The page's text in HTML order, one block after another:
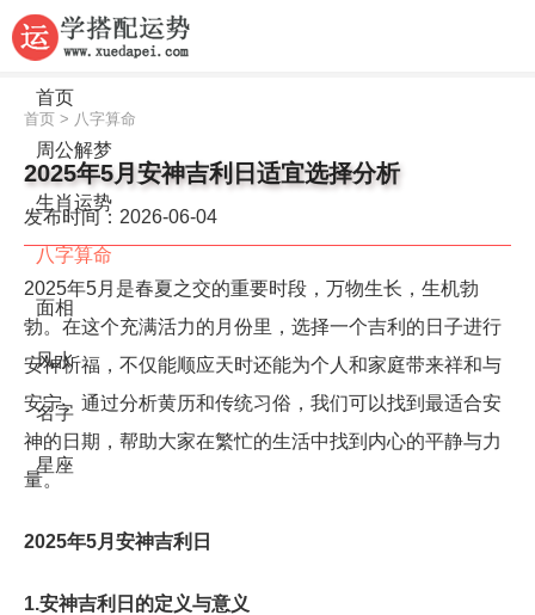
首页
周公解梦
生肖运势
八字算命
面相
风水
名字
星座
首页 > 八字算命
2025年5月安神吉利日适宜选择分析
发布时间：2026-06-04
2025年5月是春夏之交的重要时段，万物生长，生机勃
勃。在这个充满活力的月份里，选择一个吉利的日子进行
安神祈福，不仅能顺应天时还能为个人和家庭带来祥和与
安宁。通过分析黄历和传统习俗，我们可以找到最适合安
神的日期，帮助大家在繁忙的生活中找到内心的平静与力
量。
2025年5月安神吉利日
1.安神吉利日的定义与意义